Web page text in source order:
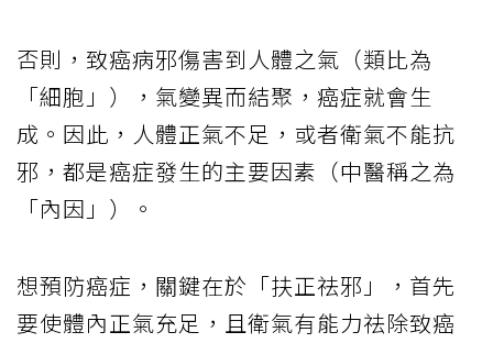
否則，致癌病邪傷害到人體之氣（類比為
「細胞」），氣變異而結聚，癌症就會生
成。因此，人體正氣不足，或者衛氣不能抗
邪，都是癌症發生的主要因素（中醫稱之為
「內因」）。
想預防癌症，關鍵在於「扶正祛邪」，首先
要使體內正氣充足，且衛氣有能力祛除致癌